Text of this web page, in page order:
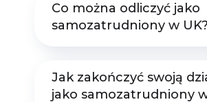
Co można odliczyć jako
samozatrudniony w UK?
Jak zakończyć swoją
jako samozatrudniony